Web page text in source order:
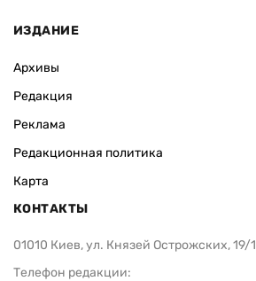
ИЗДАНИЕ
Архивы
Редакция
Реклама
Редакционная политика
Карта
КОНТАКТЫ
01010 Киев, ул. Князей Острожских, 19/1
Телефон редакции: